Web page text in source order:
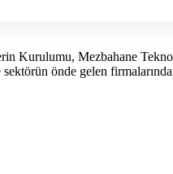
Kurulumu, Mezbahane
önde gelen